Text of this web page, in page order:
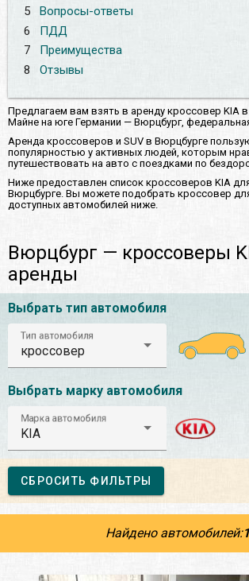
5
Вопросы-ответы
6
ПДД
7
Преимущества
8
Отзывы
Предлагаем вам взять в аренду кроссовер KIA
Майнe на юге Германии — Вюрцбург,
Аренда кроссоверов и SUV в Вюрцбурге
популярностью у активных людей, которым
путешествовать на авто с поездками по
Ниже предоставлен список кроссоверов KIA
Вюрцбурге. Вы можете подобрать кроссовер
доступных автомобилей ниже.
Вюрцбург — кроссоверы
аренды
Выбрать тип автомобиля
Тип автомобиля
кроссовер
Выбрать марку автомобиля
Марка автомобиля
KIA
СБРОСИТЬ ФИЛЬТРЫ
Найдено автомобилей:1